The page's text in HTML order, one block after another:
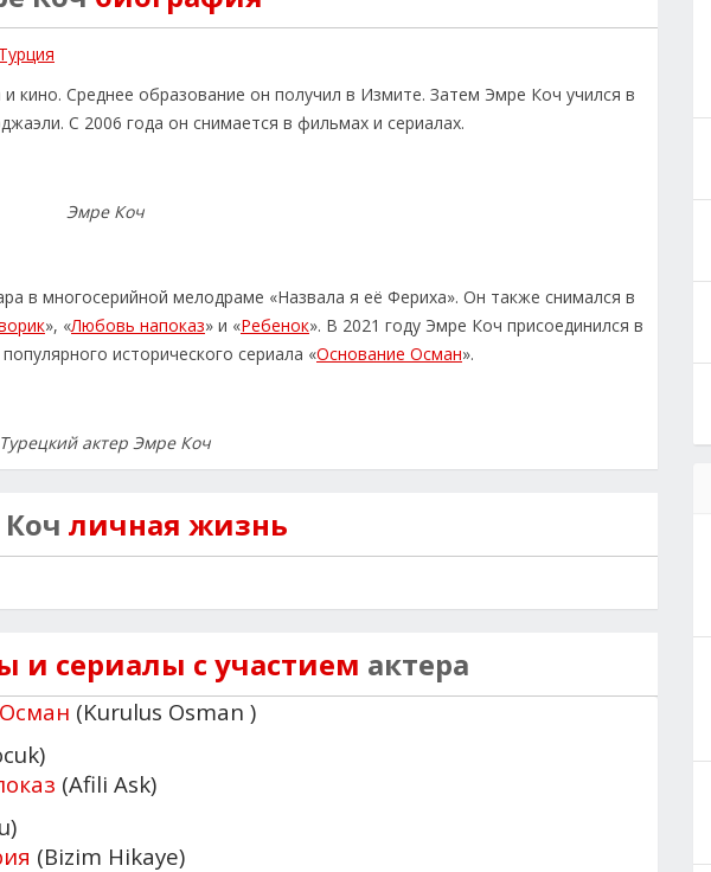
Турция
кино. Среднее образование он получил в Измите. Затем Эмре Коч учился в
С 2006 года он снимается в фильмах и сериалах.
Эмре Коч
в многосерийной мелодраме «Назвала я её Фериха». Он также снимался в
», «Любовь напоказ» и «Ребенок». В 2021 году Эмре Коч присоединился в
исторического сериала «Основание Осман».
Турецкий актер Эмре Коч
личная жизнь
и сериалы с участием актера
(Kurulus Osman )
(Afili Ask)
(Bizim Hikaye)